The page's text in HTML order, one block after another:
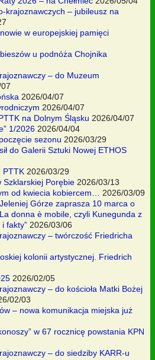
krajoznawczych – jubileusz na
w europejskiej pamięci
u podnóża Chojnika
– do Muzeum
2026/04/07
2026/04/07
na Dolnym Śląsku 2026/04/07
1/2026 2026/04/04
sezonu 2026/03/29
do Galerii Sztuki Nowej ETHOS
PTTK 2026/03/29
Szklarskiej Porębie 2026/03/13
od kwiecia kobiercem…
2026/03/09
Górze zaprasza 10 marca o
donna è mobile, czyli Kunegunda z
fakty” 2026/03/06
– twórczość Friedricha
kolonii artystycznej. Friedrich
2026/02/05
– do kościoła Matki Bożej
02/03
– nowa komunikacja miejska już
w 67 rocznicę powstania KPN
– do siedziby KARR-u